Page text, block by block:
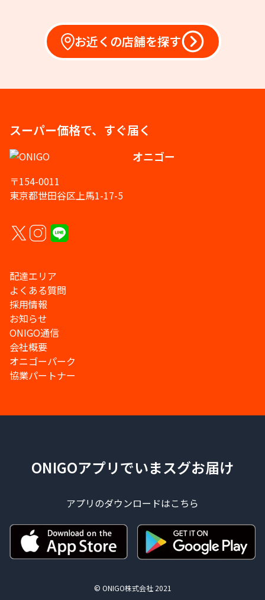
お近くの店舗を探す
スーパー価格で、すぐ届く
オニゴー
〒154-0011
東京都世田谷区上馬1-17-5
配達エリア
よくある質問
採用情報
お知らせ
ONIGO通信
会社概要
オニゴーパーク
協業パートナー
ONIGOアプリでいまスグお届け
アプリのダウンロードはこちら
© ONIGO株式会社 2021